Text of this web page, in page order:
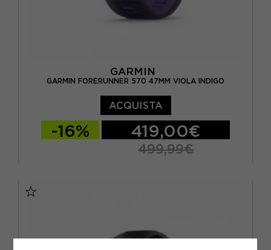
GARMIN
GARMIN FORERUNNER 570 47MM VIOLA INDIGO
ACQUISTA
-16% 419,00€
499,99€